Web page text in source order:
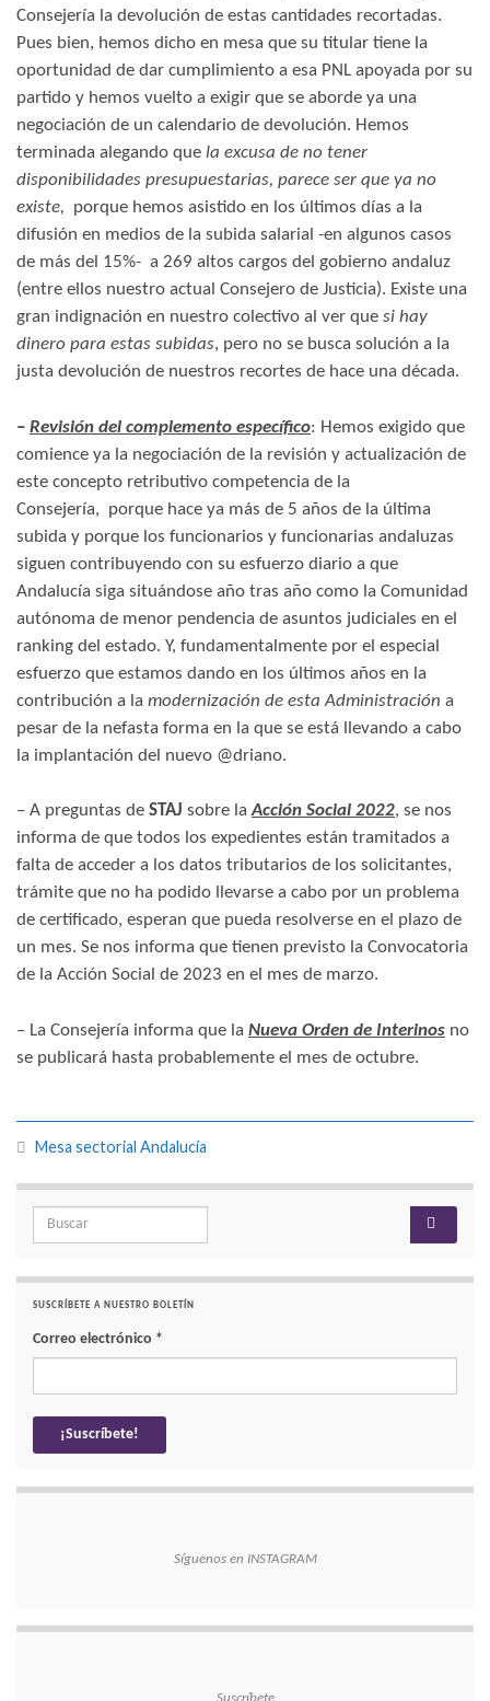
Consejería la devolución de estas cantidades recortadas.
Pues bien, hemos dicho en mesa que su titular tiene la
oportunidad de dar cumplimiento a esa PNL apoyada por su
partido y hemos vuelto a exigir que se aborde ya una
negociación de un calendario de devolución. Hemos
terminada alegando que la excusa de no tener
disponibilidades presupuestarias, parece ser que ya no
existe, porque hemos asistido en los últimos días a la
difusión en medios de la subida salarial -en algunos casos
de más del 15%- a 269 altos cargos del gobierno andaluz
(entre ellos nuestro actual Consejero de Justicia). Existe una
gran indignación en nuestro colectivo al ver que si hay
dinero para estas subidas, pero no se busca solución a la
justa devolución de nuestros recortes de hace una década.
– Revisión del complemento específico: Hemos exigido que
comience ya la negociación de la revisión y actualización de
este concepto retributivo competencia de la
Consejería, porque hace ya más de 5 años de la última
subida y porque los funcionarios y funcionarias andaluzas
siguen contribuyendo con su esfuerzo diario a que
Andalucía siga situándose año tras año como la Comunidad
autónoma de menor pendencia de asuntos judiciales en el
ranking del estado. Y, fundamentalmente por el especial
esfuerzo que estamos dando en los últimos años en la
contribución a la modernización de esta Administración a
pesar de la nefasta forma en la que se está llevando a cabo
la implantación del nuevo @driano.
– A preguntas de STAJ sobre laAcción Social 2022, se nos
informa de que todos los expedientes están tramitados a
falta de acceder a los datos tributarios de los solicitantes,
trámite que no ha podido llevarse a cabo por un problema
de certificado, esperan que pueda resolverse en el plazo de
un mes. Se nos informa que tienen previsto la Convocatoria
de la Acción Social de 2023 en el mes de marzo.
– La Consejería informa que la Nueva Orden de Interinos no
se publicará hasta probablemente el mes de octubre.
Mesa sectorial Andalucía
Search for:
SUSCRÍBETE A NUESTRO BOLETÍN
Correo electrónico *
Síguenos en INSTAGRAM